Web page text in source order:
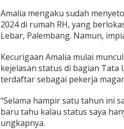
n
j
i
J
d
i
A
Amalia mengaku sudah
2024 di rumah RH, yang
Lebar, Palembang. Namun,
Kecurigaan Amalia mulai
kejelasan status di bagian Tata
terdaftar sebagai pekerja
“Selama hampir satu tahun ini
baru tahu kalau status saya
ungkapnya.